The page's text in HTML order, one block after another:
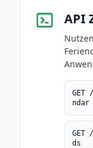
API
ndar
ds